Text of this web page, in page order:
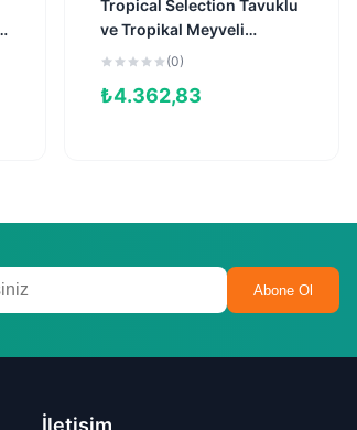
Tropical Selection Tavuklu
ve Tropikal Meyveli
Kısırlaştırılmış Kedi
(0)
₺4.362,83
Abone Ol
İletişim